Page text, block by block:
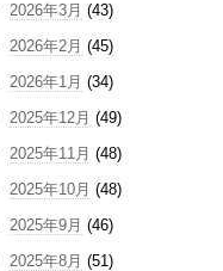
2026年3月 (43)
2026年2月 (45)
2026年1月 (34)
2025年12月 (49)
2025年11月 (48)
2025年10月 (48)
2025年9月 (46)
2025年8月 (51)